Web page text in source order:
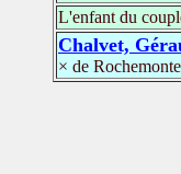
L'enfant du
Chalvet,
× de